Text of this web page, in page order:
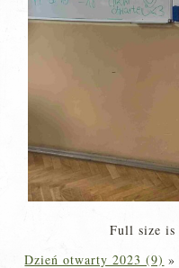
Full size is
Dzień otwarty 2023 (9) »